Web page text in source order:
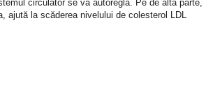
circulator se va autoregla. Pe de altă parte,
ajută la scăderea nivelului de colesterol LDL